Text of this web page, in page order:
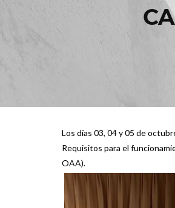
Los días 03, 04 y 05 de
Requisitos para el
OAA).